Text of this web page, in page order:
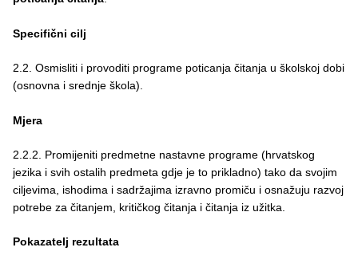
Specifični cilj
2.2. Osmisliti i provoditi programe poticanja čitanja u školskoj dobi
(osnovna i srednje škola).
Mjera
2.2.2. Promijeniti predmetne nastavne programe (hrvatskog
jezika i svih ostalih predmeta gdje je to prikladno) tako da svojim
ciljevima, ishodima i sadržajima izravno promiču i osnažuju razvoj
potrebe za čitanjem, kritičkog čitanja i čitanja iz užitka.
Pokazatelj rezultata